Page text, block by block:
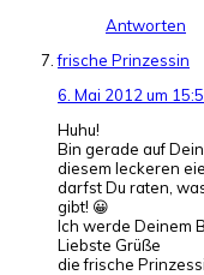
Antworten
frische Prinzessin
6. Mai 2012 um
Huhu!
Bin gerade auf
diesem leckeren
darfst Du raten,
gibt! 😀
Ich werde Deinem
Liebste Grüße
die frische